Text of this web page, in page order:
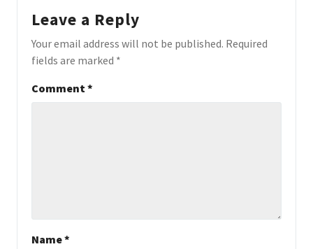
Leave a Reply
Your email address will not be published. Required
fields are marked *
Comment *
Name*